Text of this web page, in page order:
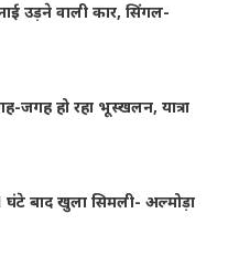
उड़ने वाली कार, सिंगल-
जगह हो रहा भूस्खलन, यात्रा
बाद खुला सिमली- अल्मोड़ा